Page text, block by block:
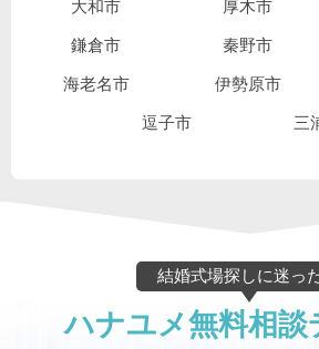
大和市 厚木市
鎌倉市 秦野市
海老名市 伊勢原市
逗子市 三
結婚式場探しに迷っ
ハナユメ無料相談